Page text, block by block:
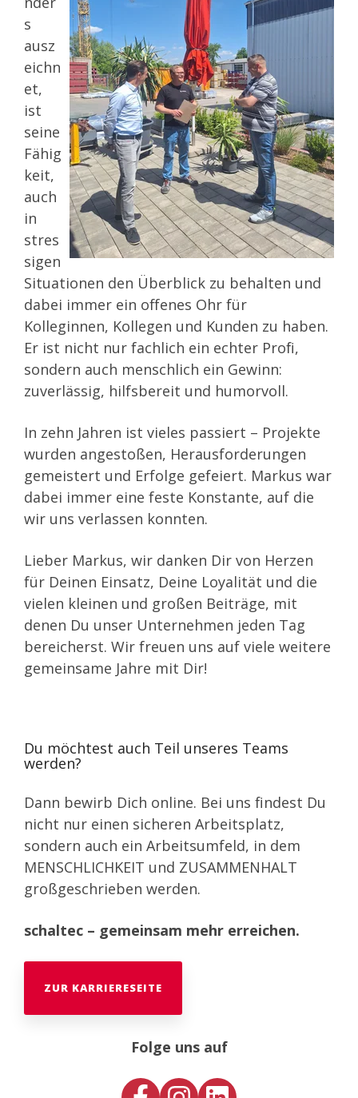
s
ausz
eichn
et,
ist
seine
Fähig
keit,
auch
in
stres
sigen
Situationen den Überblick zu behalten und
dabei immer ein offenes Ohr für
Kolleginnen, Kollegen und Kunden zu haben.
Er ist nicht nur fachlich ein echter Profi,
sondern auch menschlich ein Gewinn:
zuverlässig, hilfsbereit und humorvoll.
In zehn Jahren ist vieles passiert – Projekte
wurden angestoßen, Herausforderungen
gemeistert und Erfolge gefeiert. Markus war
dabei immer eine feste Konstante, auf die
wir uns verlassen konnten.
Lieber Markus, wir danken Dir von Herzen
für Deinen Einsatz, Deine Loyalität und die
vielen kleinen und großen Beiträge, mit
denen Du unser Unternehmen jeden Tag
bereicherst. Wir freuen uns auf viele weitere
gemeinsame Jahre mit Dir!
Du möchtest auch Teil unseres Teams
werden?
Dann bewirb Dich online. Bei uns findest Du
nicht nur einen sicheren Arbeitsplatz,
sondern auch ein Arbeitsumfeld, in dem
MENSCHLICHKEIT und ZUSAMMENHALT
großgeschrieben werden.
schaltec – gemeinsam mehr erreichen.
ZUR KARRIERESEITE
Folge uns auf